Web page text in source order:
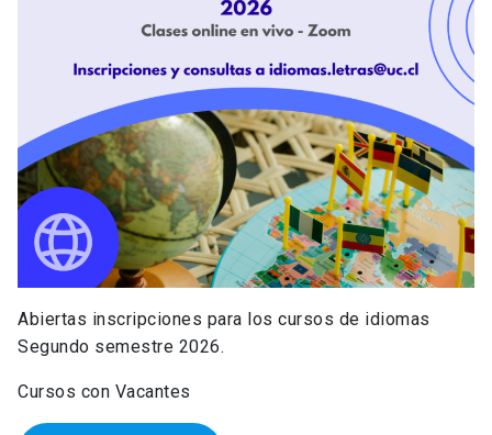
Abiertas inscripciones para los cursos de idiomas
Segundo semestre 2026.
Cursos con Vacantes